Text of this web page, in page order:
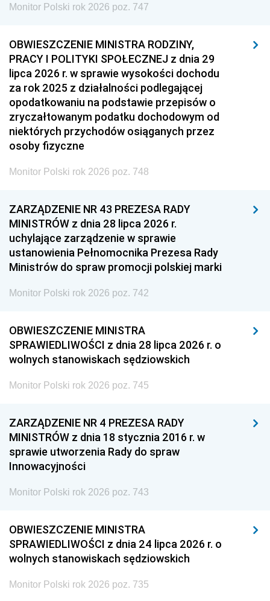
Monitor Polski rok 2026 poz. 747
OBWIESZCZENIE MINISTRA RODZINY,
PRACY I POLITYKI SPOŁECZNEJ z dnia 29
lipca 2026 r. w sprawie wysokości dochodu
za rok 2025 z działalności podlegającej
opodatkowaniu na podstawie przepisów o
zryczałtowanym podatku dochodowym od
niektórych przychodów osiąganych przez
osoby fizyczne
Monitor Polski rok 2026 poz. 748
ZARZĄDZENIE NR 43 PREZESA RADY
MINISTRÓW z dnia 28 lipca 2026 r.
uchylające zarządzenie w sprawie
ustanowienia Pełnomocnika Prezesa Rady
Ministrów do spraw promocji polskiej marki
Monitor Polski rok 2026 poz. 742
OBWIESZCZENIE MINISTRA
SPRAWIEDLIWOŚCI z dnia 28 lipca 2026 r. o
wolnych stanowiskach sędziowskich
Monitor Polski rok 2026 poz. 745
ZARZĄDZENIE NR 4 PREZESA RADY
MINISTRÓW z dnia 18 stycznia 2016 r. w
sprawie utworzenia Rady do spraw
Innowacyjności
Monitor Polski rok 2026 poz. 743
OBWIESZCZENIE MINISTRA
SPRAWIEDLIWOŚCI z dnia 24 lipca 2026 r. o
wolnych stanowiskach sędziowskich
Monitor Polski rok 2026 poz. 735